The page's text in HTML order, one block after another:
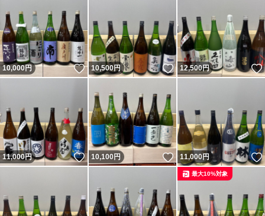
10,000円 いいね！
10,500円 いいね！
12,500円
11,000円 いいね！
10,100円 いいね！
11,000円
最大10%対象